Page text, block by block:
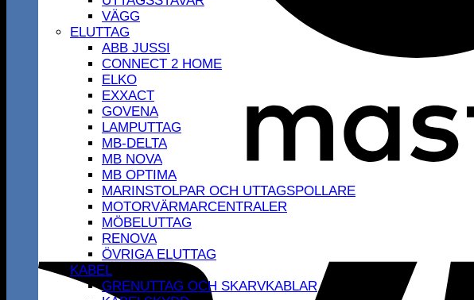
VÄGG
ELUTTAG
ABB JUSSI
CONNECT 2 HOME
ELKO
EXXACT
GOVENA
LAMPUTTAG
MB-DELTA
MB NOVA
MB OPTIMA
MARINSTOLPAR OCH UTTAGSPOLLARE
MOTORVÄRMARCENTRALER
MÖBELUTTAG
RENOVA
ÖVRIGA ELUTTAG
KABEL
GRENUTTAG OCH SKARVKABLAR